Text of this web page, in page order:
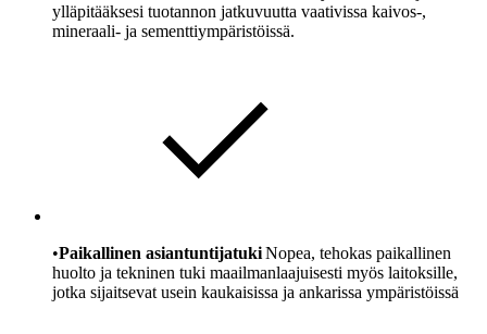
ylläpitääksesi tuotannon jatkuvuutta vaativissa kaivos-,
mineraali- ja sementtiympäristöissä.
•Paikallinen asiantuntijatukiNopea, tehokas paikallinen
huolto ja tekninen tuki maailmanlaajuisesti myös laitoksille,
jotka sijaitsevat usein kaukaisissa ja ankarissa ympäristöissä